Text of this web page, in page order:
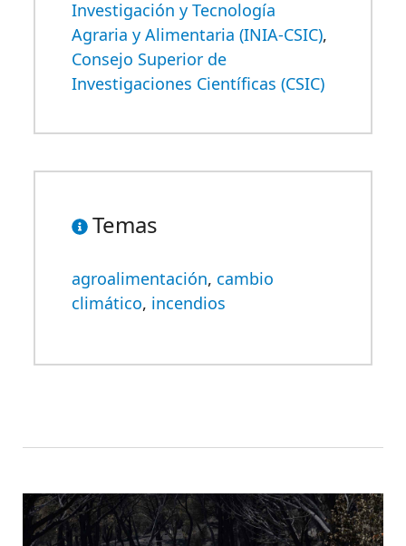
Investigación y Tecnología
Agraria y Alimentaria (INIA-CSIC),
Consejo Superior de
Investigaciones Científicas (CSIC)
Temas
agroalimentación, cambio
climático, incendios